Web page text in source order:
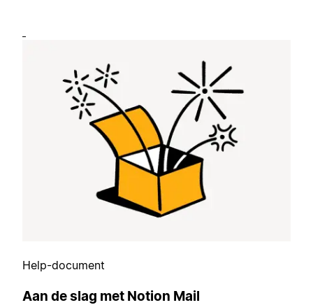
Help-document
Aan de slag met Notion Mail